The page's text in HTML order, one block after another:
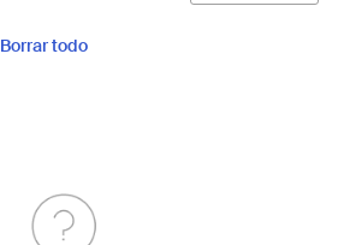
Borrar todo